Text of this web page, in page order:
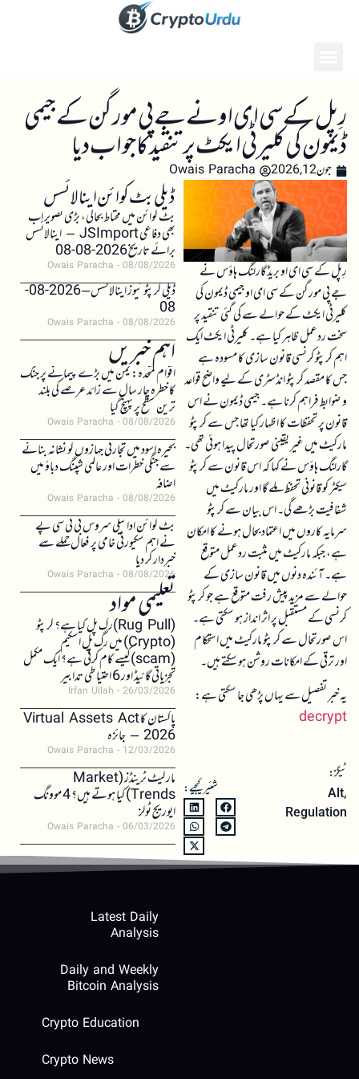
رِپل کے سی ای او نے جے پی مورگن کے جیمی
ڈیمون کی کلیرٹی ایکٹ پر تنقید کا جواب دیا
جون 12, 2026 Owais Paracha
رِپل کے سی ای او بریڈ گارلنگ ہاؤس نے
جے پی مورگن کے سی ای او جیمی ڈیمون کی
کلیرٹی ایکٹ کے حوالے سے کی گئی تنقید پر
سخت ردعمل ظاہر کیا ہے۔ کلیرٹی ایکٹ ایک
اہم کرپٹو کرنسی قانون سازی کا مسودہ ہے
جس کا مقصد کرپٹو انڈسٹری کے لیے واضح قواعد
و ضوابط فراہم کرنا ہے۔ جیمی ڈیمون نے اس
قانون پر تحفظات کا اظہار کیا تھا جس سے کرپٹو
مارکیٹ میں غیر یقینی صورتحال پیدا ہوئی تھی۔
گارلنگ ہاؤس نے کہا کہ اس قانون سے کرپٹو
سیکٹر کو قانونی تحفظ ملے گا اور مارکیٹ میں
شفافیت بڑھے گی۔ اس بیان سے کرپٹو
سرمایہ کاروں میں اعتماد بحال ہونے کا امکان
ہے، جبکہ مارکیٹ میں مثبت ردعمل متوقع
ہے۔ آئندہ دنوں میں قانون سازی کے
حوالے سے مزید پیش رفت متوقع ہے جو کرپٹو
کرنسی کے مستقبل پر اثر انداز ہو سکتی ہے۔
اس صورتحال سے کرپٹو مارکیٹ میں استحکام
اور ترقی کے امکانات روشن ہو سکتے ہیں۔
یہ خبر تفصیل سے یہاں پڑھی جا سکتی ہے:
decrypt
ٹیگز:
Alt,
Regulation
شئیر کیجیے:
ڈیلی بٹ کوائن اینالائسس
بٹ کوائن میں محتاط بحالی، بڑی تصویر اب
بھی دفاعی JSImport – اینالائسس
برائے تاریخ 2026-08-08
Owais Paracha 08/08/2026
ڈیلی کرپٹو نیوز اینالائسس – 2026-08-
08
Owais Paracha 08/08/2026
اہم خبریں
اقوام متحدہ: یمن میں بڑے پیمانے پر جنگ
کا خطرہ چار سال سے زائد عرصے کی بلند
ترین سطح پر پہنچ گیا
Owais Paracha 08/08/2026
بحیرہ اسود میں تجارتی جہازوں کو نشانہ بنانے
سے جنگی خطرات اور عالمی شپنگ دباؤ میں
اضافہ
Owais Paracha 08/08/2026
بٹ کوائن ادائیگی سروس بی ٹی سی پے
نے اہم سکیورٹی خامی پر فعال حملے سے
خبردار کر دیا
Owais Paracha 08/08/2026
تعلیمی مواد(Rug Pull)رگ پل کیا ہے؟ کرپٹو
(Crypto) میں رگ پل اسکیم
(scam)کیسے کام کرتی ہے؟ ایک مکمل
تجزیاتی گائیڈ اور 6 احتیاطی تدابیر
Irfan Ullah 26/03/2026
پاکستان کا Virtual Assets Act
2026 – جائزہ
Owais Paracha 12/03/2026
مارکیٹ ٹرینڈز (Market
Trends) کیا ہوتے ہیں؟ 4 موونگ
ایوریج ٹولز
Owais Paracha 06/03/2026
Latest Daily
Analysis
Daily and Weekly
Bitcoin Analysis
Crypto Education
Crypto News